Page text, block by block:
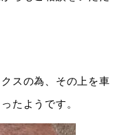
スの為、その上を車
たようです。